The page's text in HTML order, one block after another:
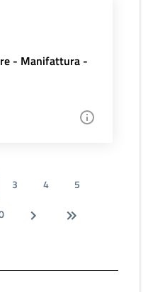
- Manifattura -
3 4
5